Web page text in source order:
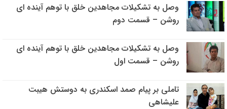
وصل به تشکیلات مجاهدین خلق با توهم آینده ای
روشن – قسمت دوم
وصل به تشکیلات مجاهدین خلق با توهم آینده ای
روشن – قسمت اول
تاملی بر پیام صمد اسکندری به دوستش هیبت
علیشاهی